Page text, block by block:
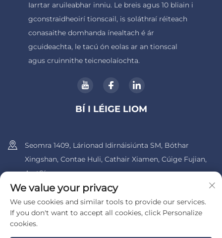
Iarrtar aruileabhar inniu. Le breis agus 10 bliain i
gconstraidheoirí tionscail, is soláthraí réiteach
conasaithe domhanda ínealtach é ár
gcuideachta, le tacú ón eolas ar an tionscal
agus cruinnithe teicneolaíochta.
BÍ I LÉIGE LIOM
Seomra 1409, Lárionad Idirnáisiúnta SM, Bóthar
Xingshan, Contae Huli, Cathair Xiamen, Cúige Fujian,
An tSín.
+86-13600956803
[email protected]
We value your privacy
We use cookies and similar tools to provide our services.
If you don't want to accept all cookies, click Personalize
cookies.